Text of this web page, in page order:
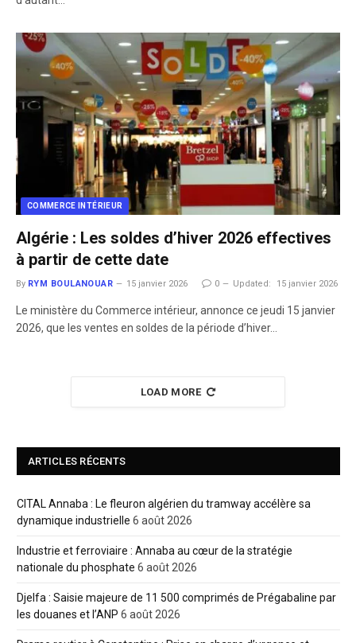
COMMERCE INTÉRIEUR
Algérie : Les soldes d’hiver 2026 effectives
à partir de cette date
By RYM BOULANOUAR 15 janvier 2026 0 Updated: 15 janvier 2026
Le ministère du Commerce intérieur, annonce ce jeudi 15 janvier
2026, que les ventes en soldes de la période d’hiver…
LOAD MORE
ARTICLES RÉCENTS
CITAL Annaba : Le fleuron algérien du tramway accélère sa
dynamique industrielle 6 août 2026
Industrie et ferroviaire : Annaba au cœur de la stratégie
nationale du phosphate 6 août 2026
Djelfa : Saisie majeure de 11 500 comprimés de Prégabaline par
les douanes et l’ANP 6 août 2026